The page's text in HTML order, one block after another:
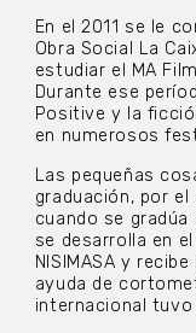
En el 2011 se le
Obra Social La
estudiar el MA
Durante ese
Positive y la
en numerosos
Las pequeñas
graduación, por
cuando se
se desarrolla en
NISIMASA y
ayuda de
internacional tuvo